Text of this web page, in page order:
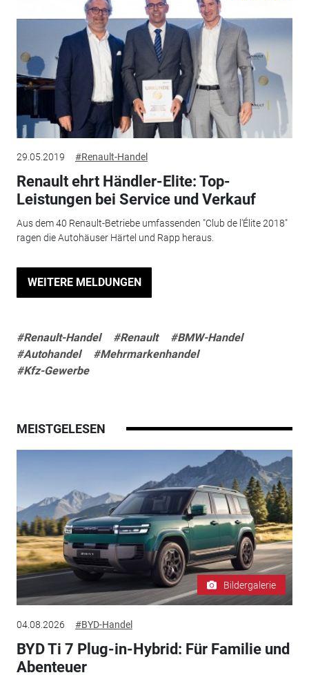
29.05.2019 #Renault-Handel
Renault ehrt Händler-Elite: Top-
Leistungen bei Service und Verkauf
Aus dem 40 Renault-Betriebe umfassenden "Club de l'Élite 2018"
ragen die Autohäuser Härtel und Rapp heraus.
WEITERE MELDUNGEN
#Renault-Handel #Renault
#BMW-Handel
#Autohandel
#Mehrmarkenhandel
#Kfz-Gewerbe
MEISTGELESEN
Bildergalerie
04.08.2026 #BYD-Handel
BYD Ti 7 Plug-in-Hybrid: Für Familie und
Abenteuer